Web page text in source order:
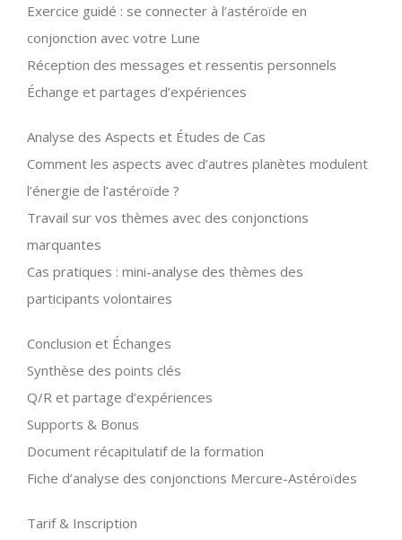
Exercice guidé : se connecter à l’astéroïde en
conjonction avec votre Lune
Réception des messages et ressentis personnels
Échange et partages d’expériences
Analyse des Aspects et Études de Cas
Comment les aspects avec d’autres planètes modulent
l’énergie de l’astéroïde ?
Travail sur vos thèmes avec des conjonctions
marquantes
Cas pratiques : mini-analyse des thèmes des
participants volontaires
Conclusion et Échanges
Synthèse des points clés
Q/R et partage d’expériences
Supports & Bonus
Document récapitulatif de la formation
Fiche d’analyse des conjonctions Mercure-Astéroïdes
Tarif & Inscription